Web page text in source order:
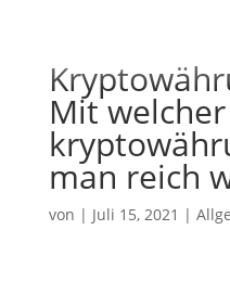
Mit welcher
man reich
von | Juli 15, 2021 |